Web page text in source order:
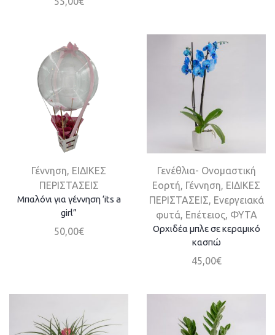
Γέννηση ΕΙΔΙΚΕΣ
ΠΕΡΙΣΤΑΣΕΙΣ
Μπαλόνι για γέννηση ‘its a
girl”
50,00€
Γενέθλια- Ονομαστική
Εορτή Γέννηση ΕΙΔΙΚΕΣ
ΠΕΡΙΣΤΑΣΕΙΣ Ενεργειακά
φυτά Επέτειος, ΦΥΤΑ
Ορχιδέα μπλε σε κεραμικό
κασπώ
45,00€